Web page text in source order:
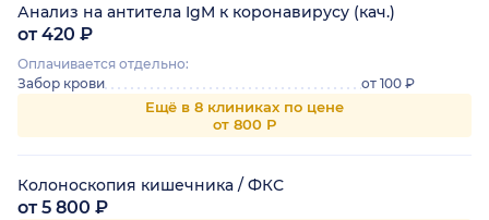
Анализ на антитела IgM к коронавирусу (кач.)
от 420 ₽
Оплачивается отдельно:
Забор крови
от 100 ₽
Ещё в 8 клиниках по цене
от 800 Р
Колоноскопия кишечника / ФКС
от 5 800 ₽